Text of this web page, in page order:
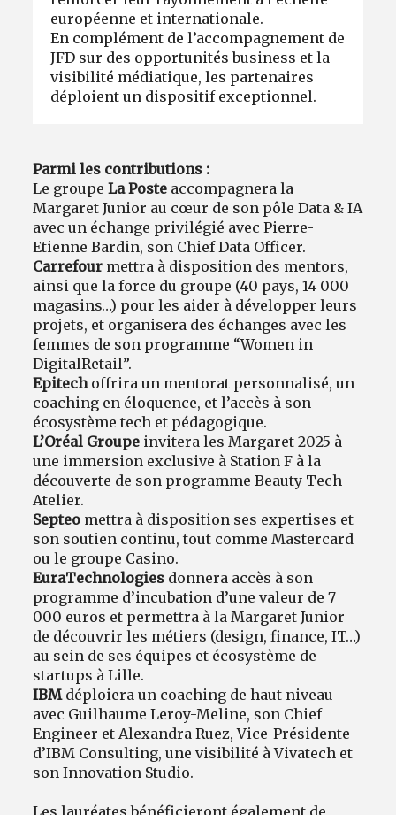
européenne et internationale.
En complément de l’accompagnement de
JFD sur des opportunités business et la
visibilité médiatique, les partenaires
déploient un dispositif exceptionnel.
Parmi les contributions :
Le groupeLa Poste accompagnera la
Margaret Junior au cœur de son pôle Data & IA
avec un échange privilégié avec Pierre-
Etienne Bardin, son Chief Data Officer.
Carrefour mettra à disposition des mentors,
ainsi que la force du groupe (40 pays, 14 000
magasins…) pour les aider à développer leurs
projets, et organisera des échanges avec les
femmes de son programme “Women in
DigitalRetail”.
Epitechoffrira un mentorat personnalisé, un
coaching en éloquence, et l’accès à son
écosystème tech et pédagogique.
L’Oréal Groupe invitera les Margaret 2025 à
une immersion exclusive à Station F à la
découverte de son programme Beauty Tech
Atelier.
Septeo mettra à disposition ses expertises et
son soutien continu, tout comme Mastercard
ou le groupe Casino.
EuraTechnologies donnera accès à son
programme d’incubation d’une valeur de 7
000 euros et permettra à la Margaret Junior
de découvrir les métiers (design, finance, IT…)
au sein de ses équipes et écosystème de
startups à Lille.
IBM déploiera un coaching de haut niveau
avec Guilhaume Leroy-Meline, son Chief
Engineer et Alexandra Ruez, Vice-Présidente
d’IBM Consulting, une visibilité à Vivatech et
son Innovation Studio.